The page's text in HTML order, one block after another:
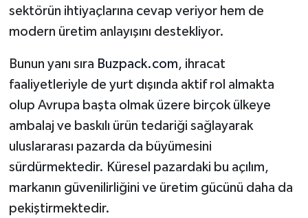
sektörün ihtiyaçlarına cevap veriyor hem de
modern üretim anlayışını destekliyor.
Bunun yanı sıra Buzpack.com, ihracat
faaliyetleriyle de yurt dışında aktif rol almakta
olup Avrupa başta olmak üzere birçok ülkeye
ambalaj ve baskılı ürün tedariği sağlayarak
uluslararası pazarda da büyümesini
sürdürmektedir. Küresel pazardaki bu açılım,
markanın güvenilirliğini ve üretim gücünü daha da
pekiştirmektedir.